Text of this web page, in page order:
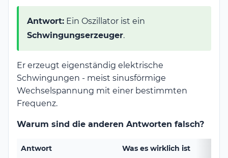
Antwort: Ein Oszillator ist ein
Schwingungserzeuger.
Er erzeugt eigenständig elektrische
Schwingungen - meist sinusförmige
Wechselspannung mit einer bestimmten
Frequenz.
Warum sind die anderen Antworten falsch?
Antwort Was es wirklich ist